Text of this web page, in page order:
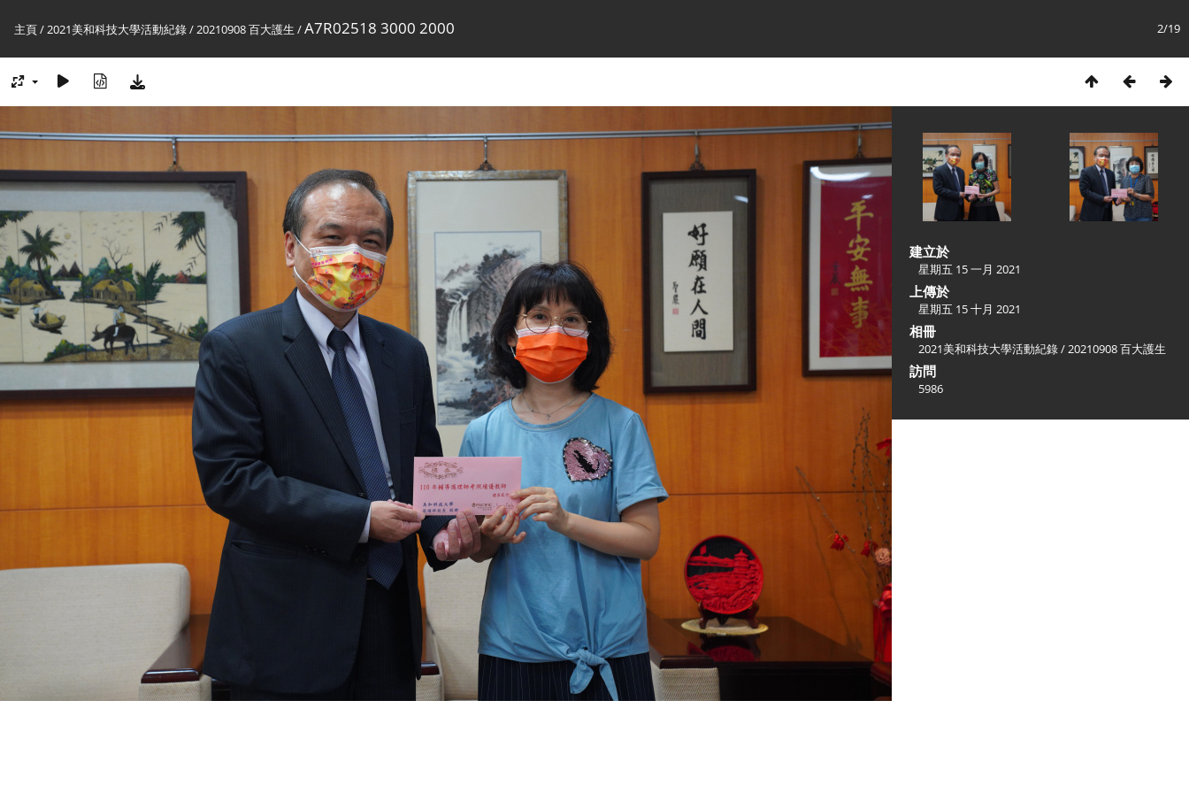
2/19
主頁/2021美和科技大學活動紀錄/20210908 百大護生 /A7R02518 3000 2000
建立於
星期五 15 一月 2021
上傳於
星期五 15 十月 2021
相冊
2021美和科技大學活動紀錄/20210908 百大護生
訪問
5986